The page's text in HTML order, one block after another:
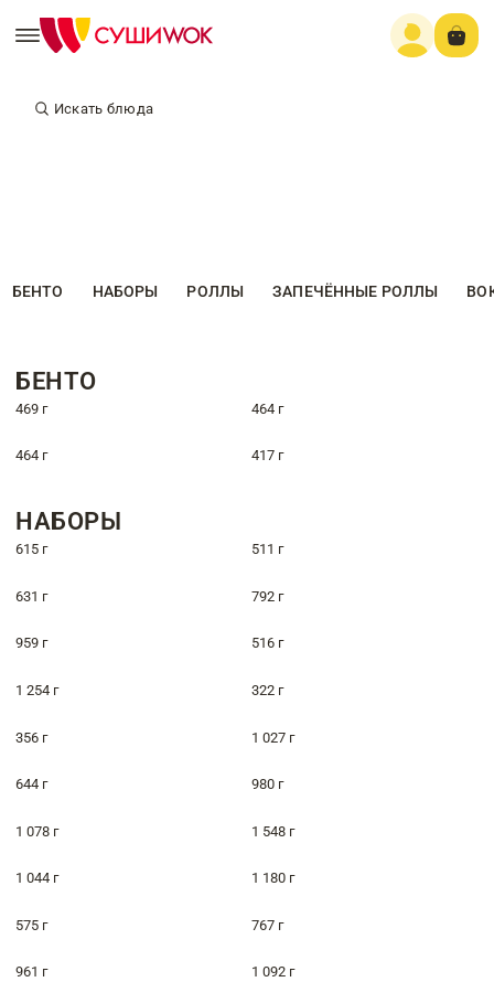
Искать блюда
БЕНТО НАБОРЫ РОЛЛЫ ЗАПЕЧЁННЫЕ РОЛЛЫ
БЕНТО
469 г 464 г
464 г 417 г
НАБОРЫ
615 г 511 г
631 г 792 г
959 г 516 г
1 254 г 322 г
356 г 1 027 г
644 г 980 г
1 078 г 1 548 г
1 044 г 1 180 г
575 г 767 г
961 г 1 092 г